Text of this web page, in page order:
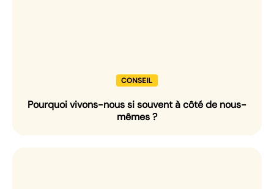
Pourquoi vivons-nous si souvent à côté de nous-
mêmes ?